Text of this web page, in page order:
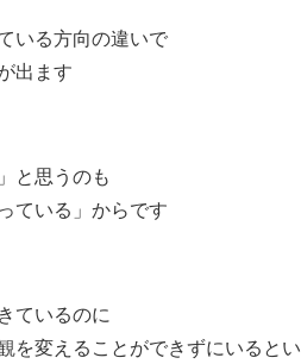
いる方向の違いで
出ます
と思うのも
ている」からです
ているのに
を変えることができずにいると